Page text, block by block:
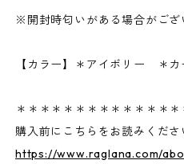
※開封時匂いがある場合がござ
【カラー】＊アイボリー ＊
＊＊＊＊＊＊＊＊＊＊＊＊＊＊
購入前にこちらをお読みくださ
https://www.raglana.com/